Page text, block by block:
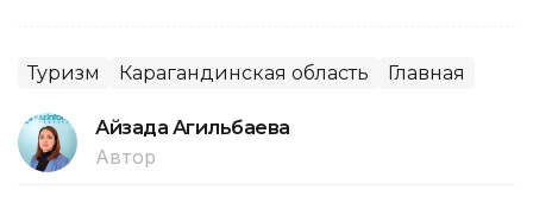
Туризм Карагандинская область Главная
Айзада Агильбаева
Автор